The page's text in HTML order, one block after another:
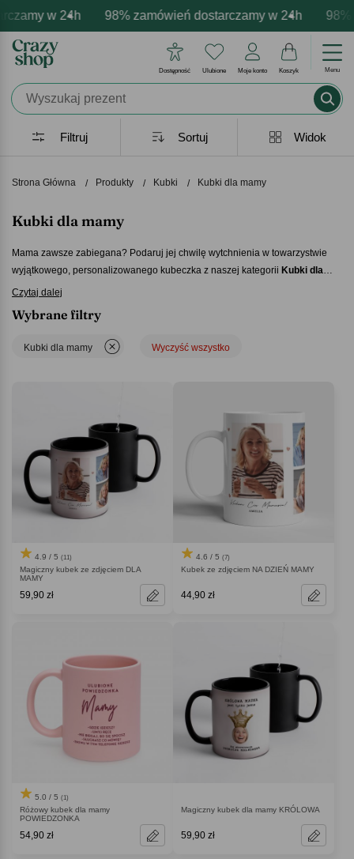
w 24h 98% zamówień dostarczamy w 24h 98%
produktów Profesjonalna i darmowa
- zawsze udane prezenty Prezentujemy pozytywne
Dostępność Ulubione Moje konto Koszyk Menu
Strona Główna Produkty Kubki Kubki dla mamy
Kubki dla mamy
Mama zawsze zabiegana? Podaruj jej chwilę wytchnienia w towarzystwie
wyjątkowego, personalizowanego kubeczka z naszej kategorii Kubki dla
Mamy . Wypicie porannej kawy będzie przyjemniejsze, bo zawsze
podarunek. Znajdziesz tu kubki zabawne, jak i te ozdobione wzruszającymi
bo nic tak nie wzrusza jak specjalnie dedykowany
Czytaj dalej
Filtruj Widok
Sortuj
Wybrane filtry
Kubki dla mamy Wyczyść wszystko
4.9 / 5 (11)
Magiczny kubek ze zdjęciem DLA
MAMY
59,90 zł
4.6 / 5 (7)
Kubek ze zdjęciem NA DZIEŃ MAMY
44,90 zł
5.0 / 5 (1)
Różowy kubek dla mamy
POWIEDZONKA
54,90 zł
Magiczny kubek dla mamy KRÓLOWA
59,90 zł